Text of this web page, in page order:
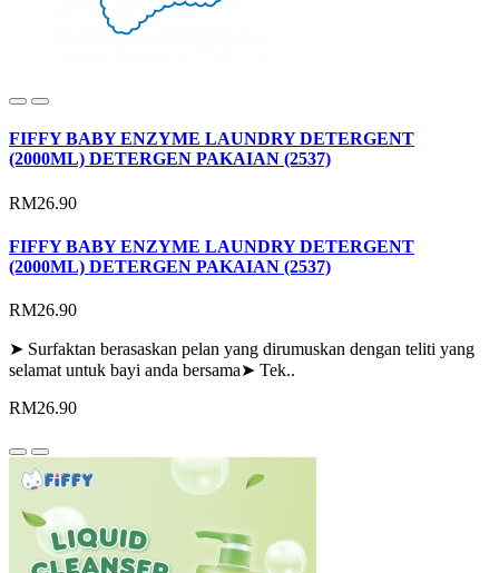
FIFFY BABY ENZYME LAUNDRY DETERGENT
(2000ML) DETERGEN PAKAIAN (2537)
RM26.90
FIFFY BABY ENZYME LAUNDRY DETERGENT
(2000ML) DETERGEN PAKAIAN (2537)
RM26.90
➤ Surfaktan berasaskan pelan yang dirumuskan dengan teliti yang
selamat untuk bayi anda bersama➤ Tek..
RM26.90